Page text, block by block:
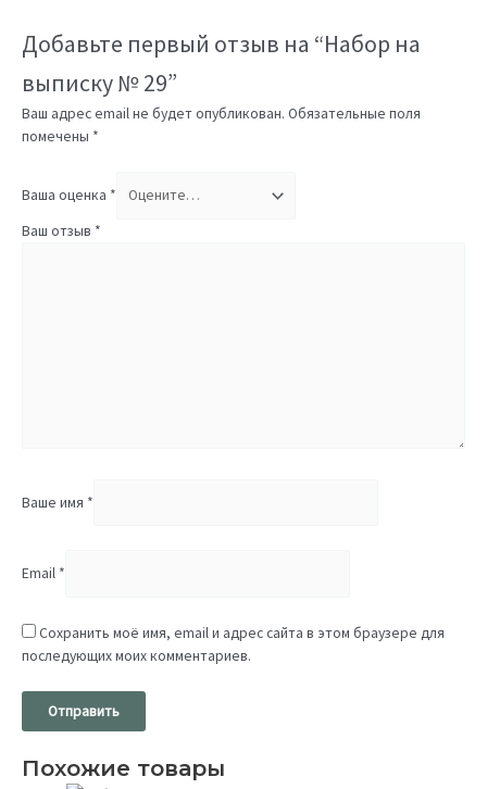
Добавьте первый отзыв на “Набор на
выписку № 29”
Ваш адрес email не будет опубликован. Обязательные поля
помечены *
Ваша оценка *
Ваш отзыв *
Ваше имя *
Email *
Сохранить моё имя, email и адрес сайта в этом браузере для
последующих моих комментариев.
Похожие товары